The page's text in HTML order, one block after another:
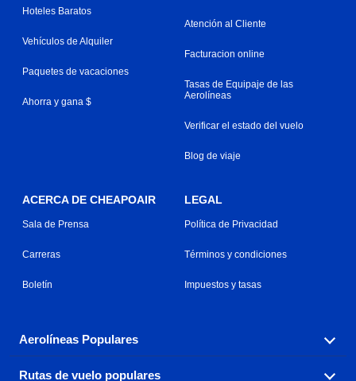
Hoteles Baratos
Vehículos de Alquiler
Paquetes de vacaciones
Ahorra y gana $
Atención al Cliente
Facturacion online
Tasas de Equipaje de las
Aerolíneas
Verificar el estado del vuelo
Blog de viaje
ACERCA DE CHEAPOAIR
Sala de Prensa
Carreras
Boletín
LEGAL
Política de Privacidad
Términos y condiciones
Impuestos y tasas
Aerolíneas Populares
Explora nuestras opciones de tarifas aéreas baratas por
Rutas de vuelo populares